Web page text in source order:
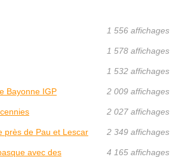
1 556 affichages
1 578 affichages
1 532 affichages
Bayonne IGP 2 009 affichages
2 027 affichages
près de Pau et Lescar 2 349 affichages
avec des
4 165 affichages